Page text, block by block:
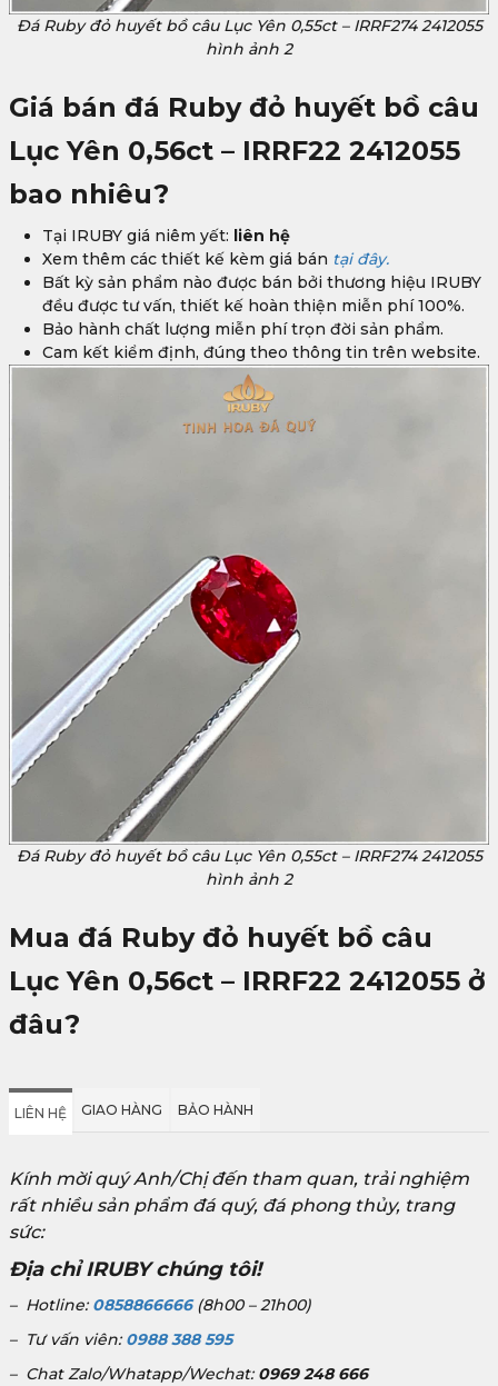
Đá Ruby đỏ huyết bồ câu Lục Yên 0,55ct – IRRF274 2412055
hình ảnh 2
Giá bán đá Ruby đỏ huyết bồ câu
Lục Yên 0,56ct – IRRF22 2412055
bao nhiêu?
Tại IRUBY giá niêm yết: liên hệ
Xem thêm các thiết kế kèm giá bán tại đây.
Bất kỳ sản phẩm nào được bán bởi thương hiệu IRUBY
đều được tư vấn, thiết kế hoàn thiện miễn phí 100%.
Bảo hành chất lượng miễn phí trọn đời sản phẩm.
Cam kết kiểm định, đúng theo thông tin trên website.
Đá Ruby đỏ huyết bồ câu Lục Yên 0,55ct – IRRF274 2412055
hình ảnh 2
Mua đá Ruby đỏ huyết bồ câu
Lục Yên 0,56ct – IRRF22 2412055 ở
đâu?
LIÊN HỆ GIAO HÀNG BẢO HÀNH
Kính mời quý Anh/Chị đến tham quan, trải nghiệm
rất nhiều sản phẩm đá quý, đá phong thủy, trang
sức:
Địa chỉ IRUBY chúng tôi!
– Hotline: 0858866666(8h00 – 21h00)
– Tư vấn viên: 0988 388 595
– Chat Zalo/Whatapp/Wechat: 0969 248 666